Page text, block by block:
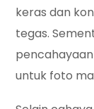
keras dan
tegas.
untuk foto